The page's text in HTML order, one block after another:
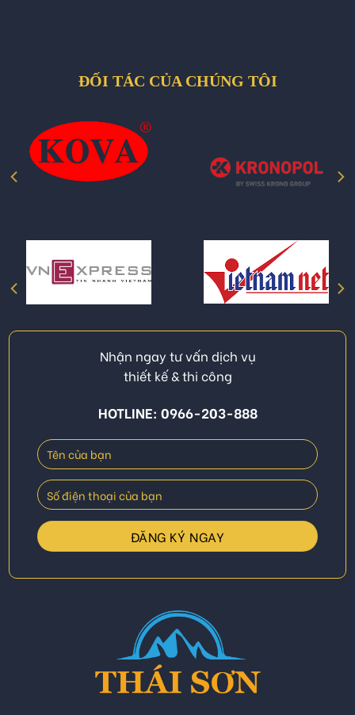
ĐỐI TÁC CỦA CHÚNG TÔI
Nhận ngay tư vấn dịch vụ
thiết kế & thi công
HOTLINE: 0966-203-888